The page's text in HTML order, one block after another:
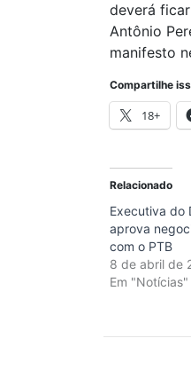
deverá
Antônio
manifesto
Compartilhe
18+
Relacionado
Executiva do
aprova
com o PTB
8 de abril de
Em "Notícias"